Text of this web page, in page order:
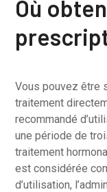
Où
Vous pouvez être
traitement
recommandé
une période de
traitement
est considérée
d’utilisation,